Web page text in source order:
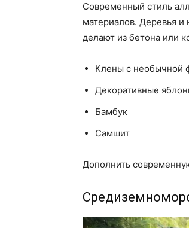
Современный стиль
материалов. Деревья
делают из бетона или
Клены с необычной
Декоративные
Бамбук
Самшит
Дополнить